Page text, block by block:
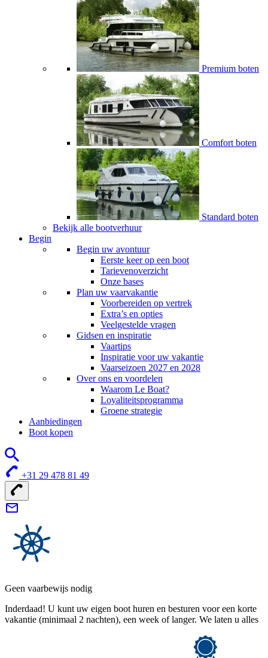
Premium boten
Comfort boten
Standard boten
Bekijk alle bootverhuur
Begin
Begin uw avontuur
Eerste keer op een boot
Tarievenoverzicht
Onze bases
Plan uw vaarvakantie
Voorbereiden op vertrek
Extra’s en opties
Veelgestelde vragen
Gidsen en inspiratie
Vaartips
Inspiratie voor uw vakantie
Vaarseizoen 2027 en 2028
Over ons en voordelen
Waarom Le Boat?
Loyaliteitsprogramma
Groene strategie
Aanbiedingen
Boot kopen
+31 29 478 81 49
Geen vaarbewijs nodig
Inderdaad! U kunt uw eigen boot huren en besturen voor een korte
vakantie (minimaal 2 nachten), een week of langer. We laten u alles